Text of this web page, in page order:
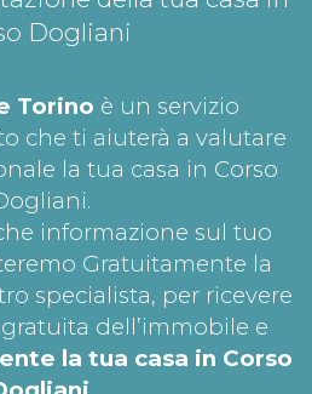
Dogliani
Torino è un servizio
che ti aiuterà a valutare
la tua casa in Corso
informazione sul tuo
Gratuitamente la
specialista, per ricevere
dell’immobile e
la tua casa in Corso